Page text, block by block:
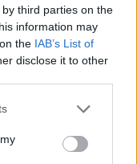
third parties on the
information may
the IAB’s List of
disclose it to other
να περιέχει ένα
στο Μουντιάλ: